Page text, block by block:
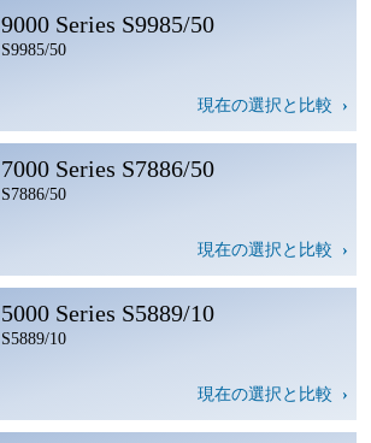
9000 Series S9985/50
S9985/50
現在の選択と比較
7000 Series S7886/50
S7886/50
現在の選択と比較
5000 Series S5889/10
S5889/10
現在の選択と比較